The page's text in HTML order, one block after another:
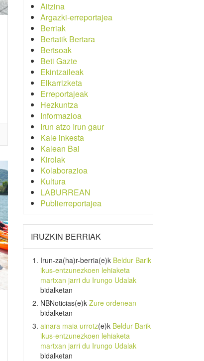
Aitzina
Argazki-erreportajea
Berriak
Bertatik Bertara
Bertsoak
Beti Gazte
Ekintzaileak
Elkarrizketa
Erreportajeak
Hezkuntza
Informazioa
Irun atzo Irun gaur
Kale inkesta
Kalean Bai
Kirolak
Kolaborazioa
Kultura
LABURREAN
Publierreportajea
IRUZKIN BERRIAK
Irun-za(ha)r-berria(e)k Beldur Barik
ikus-entzunezkoen lehiaketa
martxan jarri du Irungo Udalak
bidalketan
NBNoticias(e)k Zure ordenean
bidalketan
ainara maia urrotz(e)k Beldur Barik
ikus-entzunezkoen lehiaketa
martxan jarri du Irungo Udalak
bidalketan